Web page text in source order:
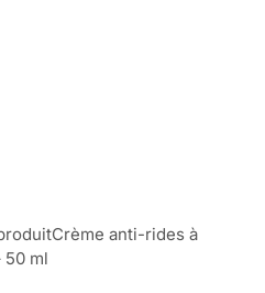
anti-rides à
50 ml